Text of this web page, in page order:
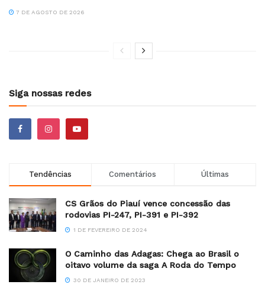
7 DE AGOSTO DE 2026
Siga nossas redes
Tendências Comentários Últimas
CS Grãos do Piauí vence concessão das
rodovias PI-247, PI-391 e PI-392
1 DE FEVEREIRO DE 2024
O Caminho das Adagas: Chega ao Brasil o
oitavo volume da saga A Roda do Tempo
30 DE JANEIRO DE 2023